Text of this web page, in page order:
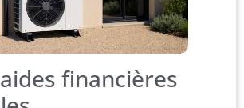
financières